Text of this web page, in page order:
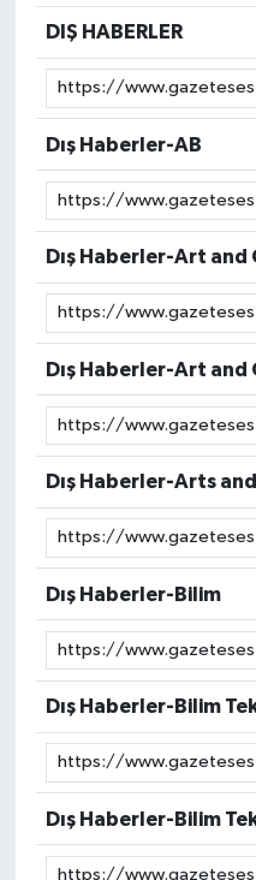
DIŞ HABERLER
Dış Haberler-AB
Dış Haberler-Art and
Dış Haberler-Art
Dış Haberler-Arts
Dış Haberler-Bilim
Dış Haberler-Bilim
Dış Haberler-Bilim